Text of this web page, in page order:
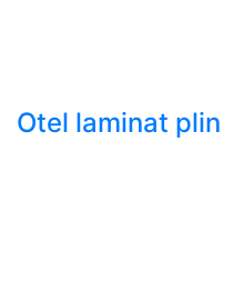
Otel laminat plin